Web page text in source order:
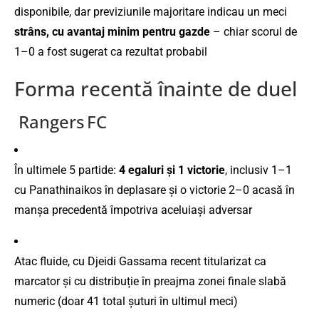
disponibile, dar previziunile majoritare indicau un meci
strâns, cu avantaj minim pentru gazde – chiar scorul de
1–0 a fost sugerat ca rezultat probabil
Forma recentă înainte de duel
Rangers FC
În ultimele 5 partide: 4 egaluri și 1 victorie, inclusiv 1–1
cu Panathinaikos în deplasare și o victorie 2–0 acasă în
manșa precedentă împotriva aceluiași adversar
Atac fluide, cu Djeidi Gassama recent titularizat ca
marcator și cu distribuție în preajma zonei finale slabă
numeric (doar 41 total șuturi în ultimul meci)